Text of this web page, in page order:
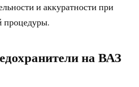
и аккуратности при
процедуры.
на ВАЗ